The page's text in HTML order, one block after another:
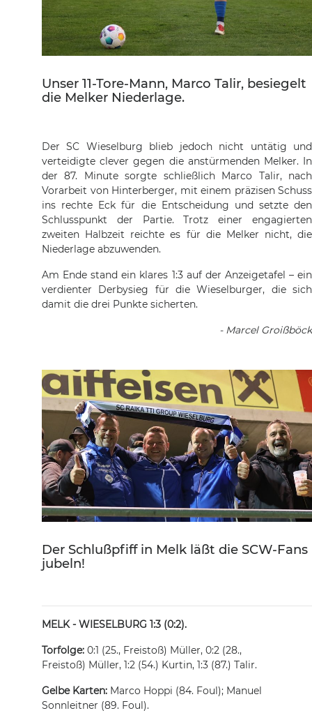
Unser 11-Tore-Mann, Marco Talir, besiegelt
die Melker Niederlage.
Der SC Wieselburg blieb jedoch nicht untätig und
verteidigte clever gegen die anstürmenden Melker. In
der 87. Minute sorgte schließlich Marco Talir, nach
Vorarbeit von Hinterberger, mit einem präzisen Schuss
ins rechte Eck für die Entscheidung und setzte den
Schlusspunkt der Partie. Trotz einer engagierten
zweiten Halbzeit reichte es für die Melker nicht, die
Niederlage abzuwenden.
Am Ende stand ein klares 1:3 auf der Anzeigetafel – ein
verdienter Derbysieg für die Wieselburger, die sich
damit die drei Punkte sicherten.
- Marcel Groißböck
Der Schlußpfiff in Melk läßt die SCW-Fans
jubeln!
MELK - WIESELBURG 1:3 (0:2).
Torfolge: 0:1 (25., Freistoß) Müller, 0:2 (28.,
Freistoß) Müller, 1:2 (54.) Kurtin, 1:3 (87.) Talir.
Gelbe Karten: Marco Hoppi (84. Foul); Manuel
Sonnleitner (89. Foul).